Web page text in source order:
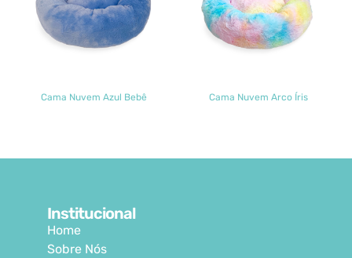
Cama Nuvem Azul Bebê Cama Nuvem Arco Íris
Institucional
Home
Sobre Nós